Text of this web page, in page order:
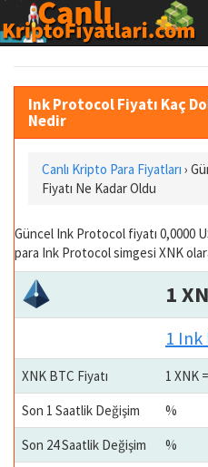
Ink Protocol Fiyatı Kaç
Nedir
Canlı Kripto Para Fiyatları ›
Fiyatı Ne Kadar Oldu
Güncel Ink Protocol fiyatı 0,0000
para Ink Protocol simgesi XNK
1
1 Ink
XNK BTC Fiyatı
1 XNK
Son 1 Saatlik Değişim
%
Son 24 Saatlik Değişim
%